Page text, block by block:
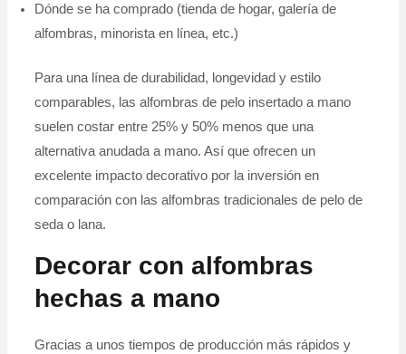
Dónde se ha comprado (tienda de hogar, galería de
alfombras, minorista en línea, etc.)
Para una línea de durabilidad, longevidad y estilo
comparables, las alfombras de pelo insertado a mano
suelen costar entre 25% y 50% menos que una
alternativa anudada a mano. Así que ofrecen un
excelente impacto decorativo por la inversión en
comparación con las alfombras tradicionales de pelo de
seda o lana.
Decorar con alfombras
hechas a mano
Gracias a unos tiempos de producción más rápidos y